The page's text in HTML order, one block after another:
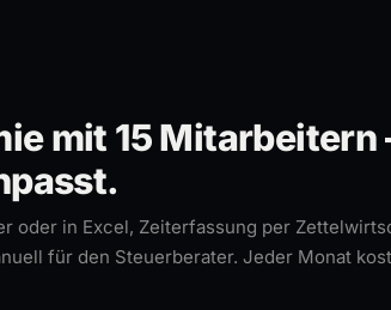
mit 15
oder in Excel, Zeiterfassung per
für den Steuerberater. Jeder Monat